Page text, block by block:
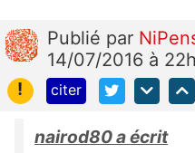
Publié par
14/07/2016 à
!
citer
nairod80 a écrit